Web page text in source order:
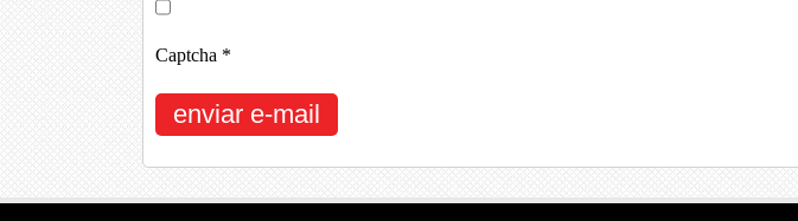
Captcha *
enviar e-mail